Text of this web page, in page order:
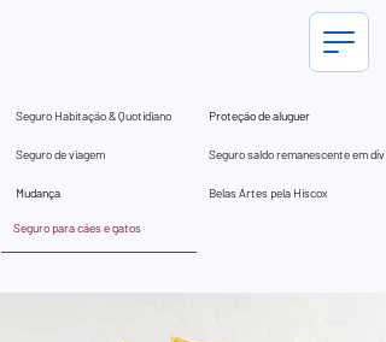
Seguro Habitação & Quotidiano Proteção de aluguer
Seguro de viagem Seguro saldo remanescente em
Mudança Belas Artes pela Hiscox
Seguro para cães e gatos